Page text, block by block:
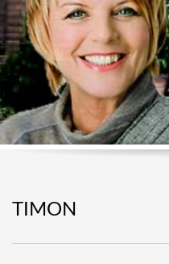
TIMON